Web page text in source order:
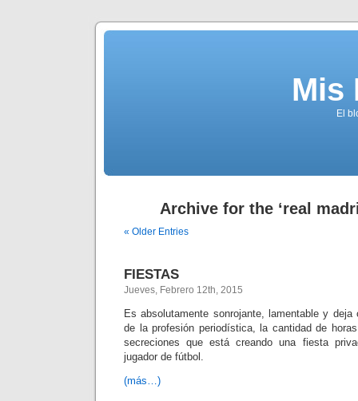
Mis
El
Archive for the ‘real
« Older Entries
FIESTAS
Jueves, Febrero 12th, 2015
Es absolutamente sonrojante, lamentable y
de la profesión periodística, la cantidad de
secreciones que está creando una fiesta
jugador de fútbol.
(más…)